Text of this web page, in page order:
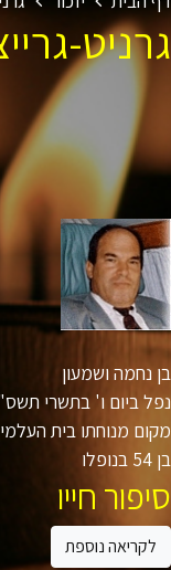
ושמעון
ביום ו' בתשרי תשס"ד (02/10/
מנוחתו בית
חייו
נוספת